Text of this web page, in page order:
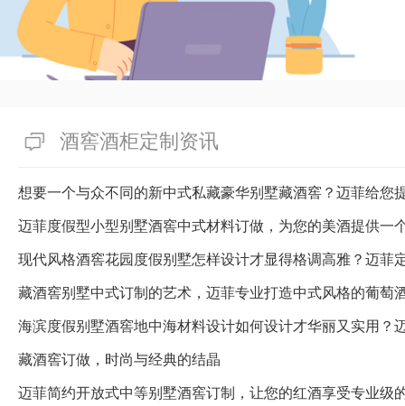
人恒湿藏酒窖的个性化偏好，
时的使用原料、工艺水平等。
迈菲酒柜酒窖订制工厂，不但
有帮助(646) 分享
酒窖酒柜定制资讯
想要一个与众不同的新中式私藏豪华别墅藏酒窖？迈菲给您
迈菲度假型小型别墅酒窖中式材料订做，为您的美酒提供一
藏酒窖别墅中式订制的艺术，迈菲专业打造中式风格的葡萄
海滨度假别墅酒窖地中海材料设计如何设计才华丽又实用？
藏酒窖订做，时尚与经典的结晶
迈菲简约开放式中等别墅酒窖订制，让您的红酒享受专业级